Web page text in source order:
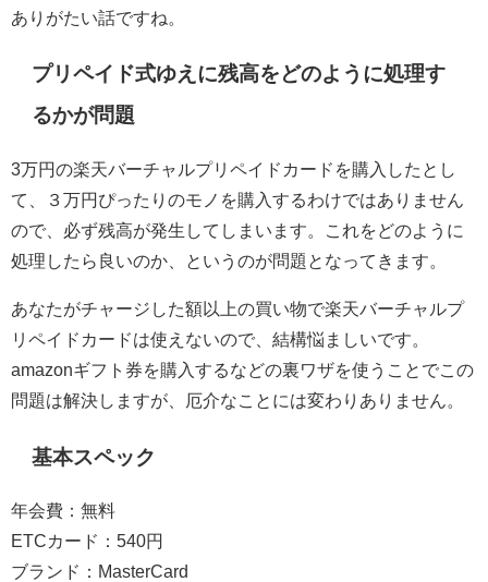
ありがたい話ですね。
プリペイド式ゆえに残高をどのように処理す
るかが問題
3万円の楽天バーチャルプリペイドカードを購入したとし
て、３万円ぴったりのモノを購入するわけではありません
ので、必ず残高が発生してしまいます。これをどのように
処理したら良いのか、というのが問題となってきます。
あなたがチャージした額以上の買い物で楽天バーチャルプ
リペイドカードは使えないので、結構悩ましいです。
amazonギフト券を購入するなどの裏ワザを使うことでこの
問題は解決しますが、厄介なことには変わりありません。
基本スペック
年会費：無料
ETCカード：540円
ブランド：MasterCard